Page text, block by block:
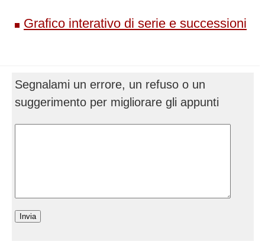
Grafico interativo di serie e successioni
Segnalami un errore, un refuso o un
suggerimento per migliorare gli appunti